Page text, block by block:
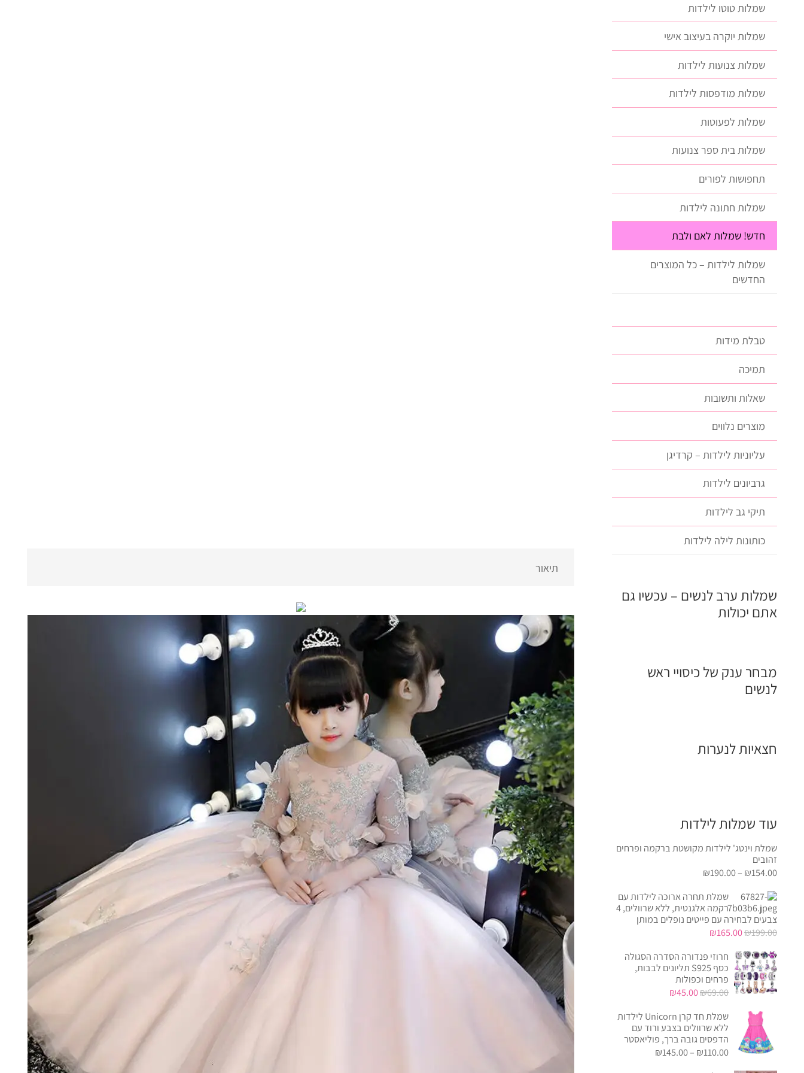
תיאור
שמלות טוטו לילדות
שמלות יוקרה בעיצוב אישי
שמלות צנועות לילדות
שמלות מודפסות לילדות
שמלות לפעוטות
שמלות בית ספר צנועות
תחפושות לפורים
שמלות חתונה לילדות
חדש! שמלות לאם ולבת
שמלות לילדות – כל המוצרים
החדשים
טבלת מידות
תמיכה
שאלות ותשובות
מוצרים נלווים
עליוניות לילדות – קרדיגן
גרביונים לילדות
תיקי גב לילדות
כותונות לילה לילדות
שמלות ערב לנשים – עכשיו גם
אתם יכולות
מבחר ענק של כיסויי ראש
לנשים
חצאיות לנערות
עוד שמלות לילדות
שמלת וינטג' לילדות מקושטת ברקמה ופרחים
זהובים
₪154.00
–
₪190.00
שמלת תחרה ארוכה לילדות עם
רקמה אלגנטית, ללא שרוולים, 4
צבעים לבחירה עם פייטים נופלים במותן
₪199.00
המחיר
היה:
₪199.00.
₪165.00
הוא:
₪165.00.
חרוזי פנדורה הסדרה הסגולה
כסף S925 תליונים לבבות,
פרחים וכפולות
₪69.00
המחיר
היה:
₪69.00.
₪45.00
הוא:
₪45.00.
שמלת חד קרן Unicorn לילדות
ללא שרוולים בצבע ורוד עם
הדפסים גובה ברך, פוליאסטר
₪110.00
–
₪145.00